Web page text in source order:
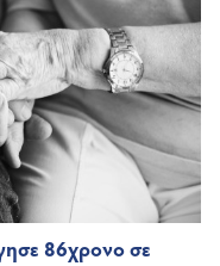
86χρονο σε